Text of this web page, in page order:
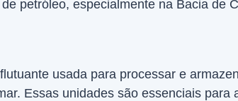
petróleo, especialmente na Bacia de
usada para processar e
Essas unidades são essenciais para